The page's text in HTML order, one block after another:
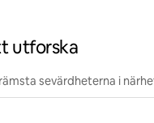
utforska
sevärdheterna i